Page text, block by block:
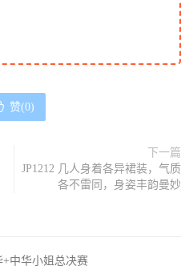
赞(0)
下一篇
JP1212 几人身着各异裙装，气质
各不雷同，身姿丰韵曼妙
+中华小姐总决赛